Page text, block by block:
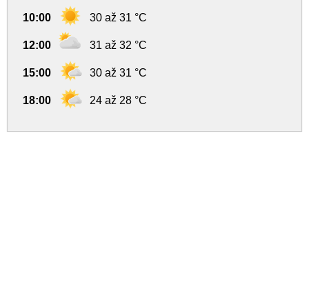
10:00 30 až 31 °C
12:00 31 až 32 °C
15:00 30 až 31 °C
18:00 24 až 28 °C